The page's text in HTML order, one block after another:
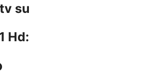
su
Hd: